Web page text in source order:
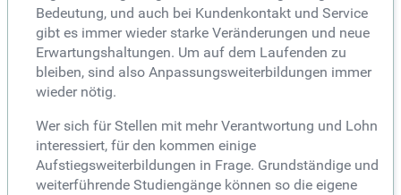
Bedeutung, und auch bei Kundenkontakt und Service
gibt es immer wieder starke Veränderungen und neue
Erwartungshaltungen. Um auf dem Laufenden zu
bleiben, sind also Anpassungsweiterbildungen immer
wieder nötig.
Wer sich für Stellen mit mehr Verantwortung und Lohn
interessiert, für den kommen einige
Aufstiegsweiterbildungen in Frage. Grundständige und
weiterführende Studiengänge können so die eigene